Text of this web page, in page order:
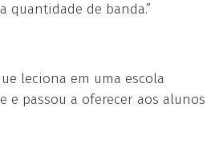
quantidade de banda.”
leciona em uma escola
passou a oferecer aos alunos